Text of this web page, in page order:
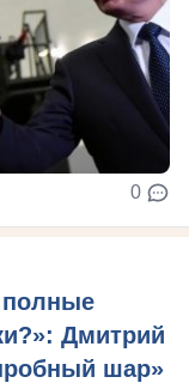
0
полные
Дмитрий
шар»